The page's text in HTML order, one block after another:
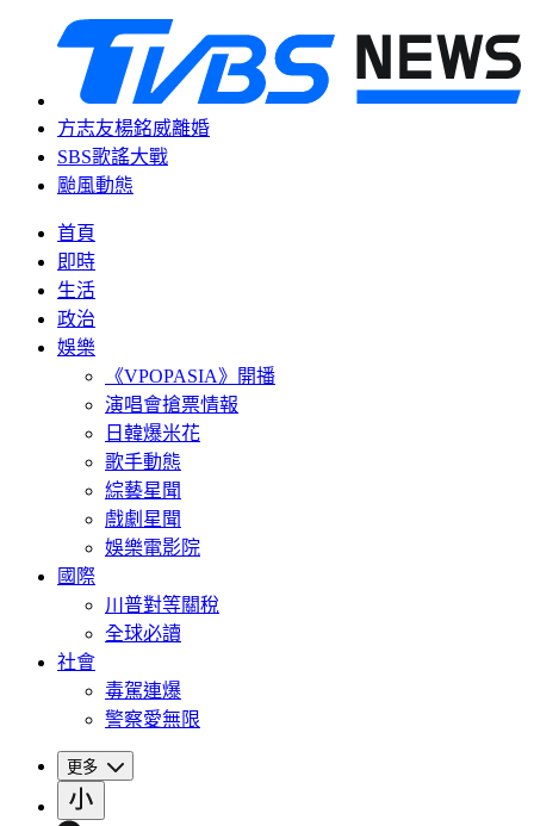
方志友楊銘威離婚
SBS歌謠大戰
颱風動態
首頁
即時
生活
政治
娛樂
《VPOPASIA》開播
演唱會搶票情報
日韓爆米花
歌手動態
綜藝星聞
戲劇星聞
娛樂電影院
國際
川普對等關稅
全球必讀
社會
毒駕連爆
警察愛無限
更多